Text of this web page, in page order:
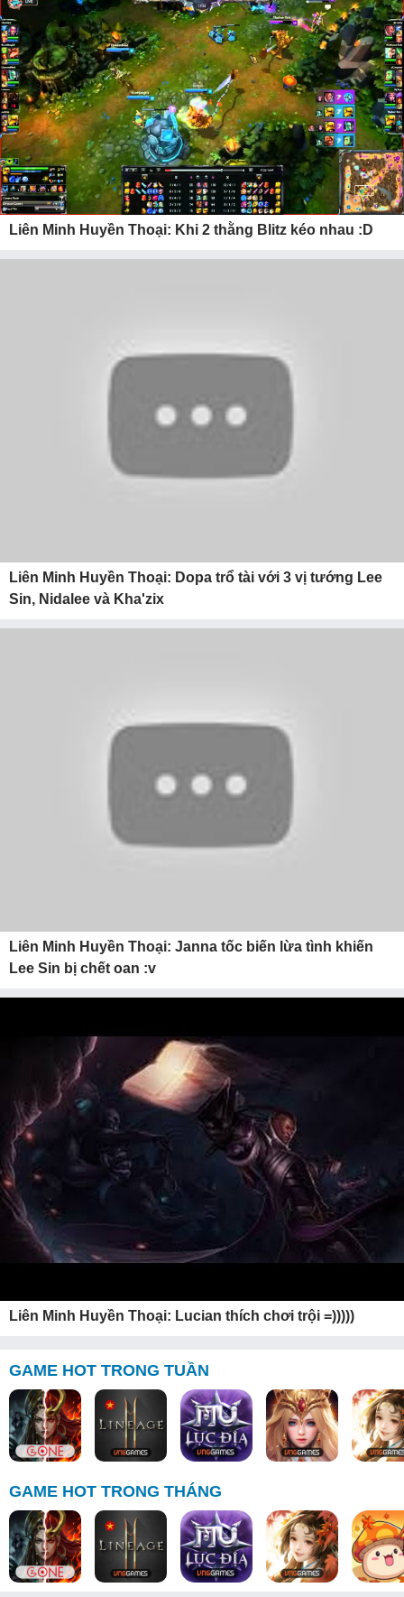
Liên Minh Huyền Thoại: Khi 2 thằng Blitz kéo nhau :D
Liên Minh Huyền Thoại: Dopa trổ tài với 3 vị tướng Lee
Sin, Nidalee và Kha'zix
Liên Minh Huyền Thoại: Janna tốc biến lừa tình khiến
Lee Sin bị chết oan :v
Liên Minh Huyền Thoại: Lucian thích chơi trội =)))))
GAME HOT TRONG TUẦN
GAME HOT TRONG THÁNG